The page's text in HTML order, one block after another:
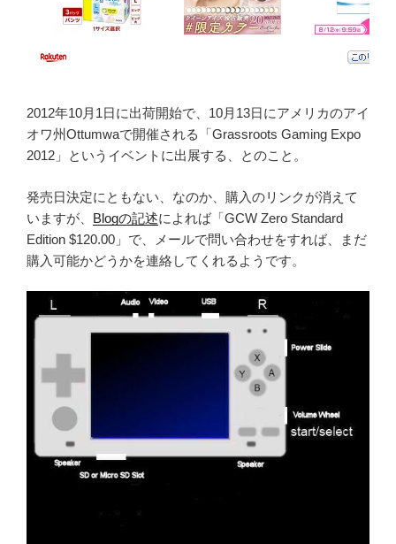
2012年10月1日に出荷開始で、10月13日にアメリカのアイ
オワ州Ottumwaで開催される「Grassroots Gaming Expo
2012」というイベントに出展する、とのこと。
発売日決定にともない、なのか、購入のリンクが消えて
いますが、 Blogの記述によれば「GCW Zero Standard
Edition $120.00」で、メールで問い合わせをすれば、まだ
購入可能かどうかを連絡してくれるようです。